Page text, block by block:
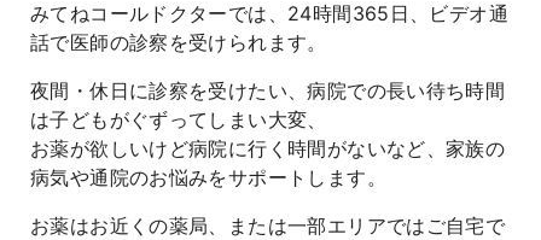
みてねコールドクターでは、24時間365日、ビデオ通
話で医師の診察を受けられます。
夜間・休日に診察を受けたい、病院での長い待ち時間
は子どもがぐずってしまい大変、
お薬が欲しいけど病院に行く時間がないなど、家族の
病気や通院のお悩みをサポートします。
お薬はお近くの薬局、または一部エリアではご自宅で